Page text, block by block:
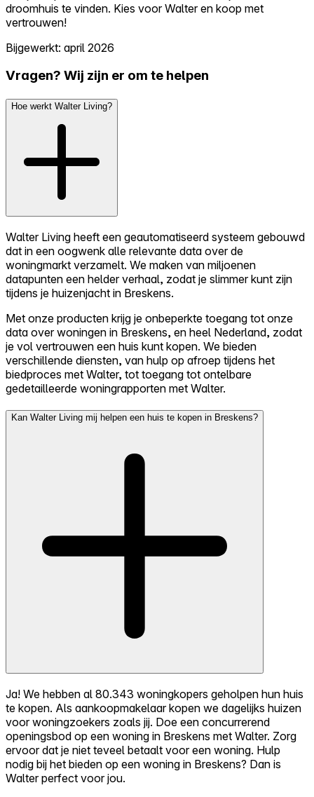
droomhuis te vinden. Kies voor Walter en koop met
vertrouwen!
Bijgewerkt: april 2026
Vragen? Wij zijn er om te helpen
Hoe werkt Walter Living?
Walter Living heeft een geautomatiseerd systeem gebouwd
dat in een oogwenk alle relevante data over de
woningmarkt verzamelt. We maken van miljoenen
datapunten een helder verhaal, zodat je slimmer kunt zijn
tijdens je huizenjacht in Breskens.
Met onze producten krijg je onbeperkte toegang tot onze
data over woningen in Breskens, en heel Nederland, zodat
je vol vertrouwen een huis kunt kopen. We bieden
verschillende diensten, van hulp op afroep tijdens het
biedproces met Walter, tot toegang tot ontelbare
gedetailleerde woningrapporten met Walter.
Kan Walter Living mij helpen een huis te kopen in Breskens?
Ja! We hebben al 80.343 woningkopers geholpen hun huis
te kopen. Als aankoopmakelaar kopen we dagelijks huizen
voor woningzoekers zoals jij. Doe een concurrerend
openingsbod op een woning in Breskens met Walter. Zorg
ervoor dat je niet teveel betaalt voor een woning. Hulp
nodig bij het bieden op een woning in Breskens? Dan is
Walter perfect voor jou.